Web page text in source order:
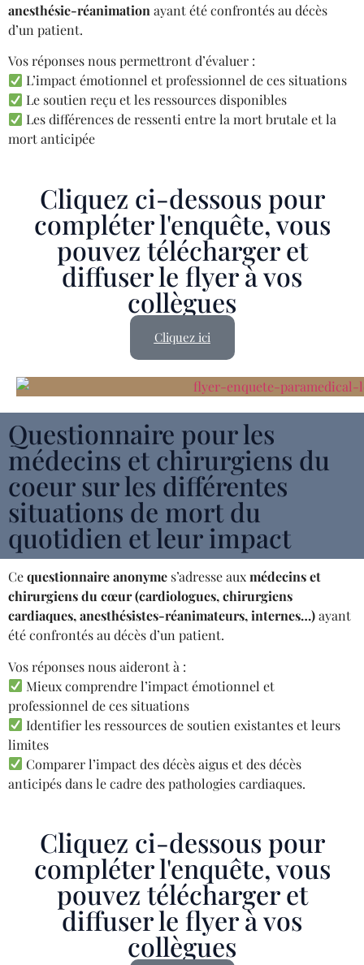
anesthésie-réanimation ayant été confrontés au décès
d’un patient.
Vos réponses nous permettront d’évaluer :
L’impact émotionnel et professionnel de ces situations
Le soutien reçu et les ressources disponibles
Les différences de ressenti entre la mort brutale et la
mort anticipée
Cliquez ci-dessous pour
compléter l'enquête, vous
pouvez télécharger et
diffuser le flyer à vos
collègues
Cliquez ici
Questionnaire pour les
médecins et chirurgiens du
coeur sur les différentes
situations de mort du
quotidien et leur impact
Cequestionnaire anonyme s’adresse auxmédecins et
chirurgiens du cœur (cardiologues, chirurgiens
cardiaques, anesthésistes-réanimateurs, internes…)ayant
été confrontés au décès d’un patient.
Vos réponses nous aideront à :
Mieux comprendre l’impact émotionnel et
professionnel de ces situations
Identifier les ressources de soutien existantes et leurs
limites
Comparer l’impact des décès aigus et des décès
anticipés dans le cadre des pathologies cardiaques.
Cliquez ci-dessous pour
compléter l'enquête, vous
pouvez télécharger et
diffuser le flyer à vos
collègues